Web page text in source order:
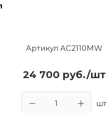
Артикул AC2110MW
24 700 руб./шт
шт